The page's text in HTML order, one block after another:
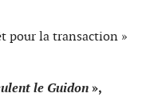
pour la trans­ac­tion »
le Guidon »,